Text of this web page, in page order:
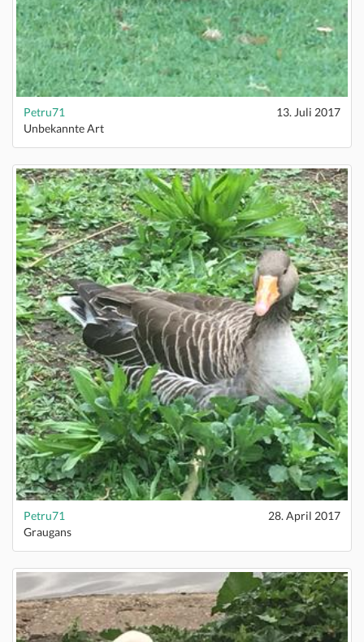
Petru71
13. Juli 2017
Unbekannte Art
Petru71
28. April 2017
Graugans